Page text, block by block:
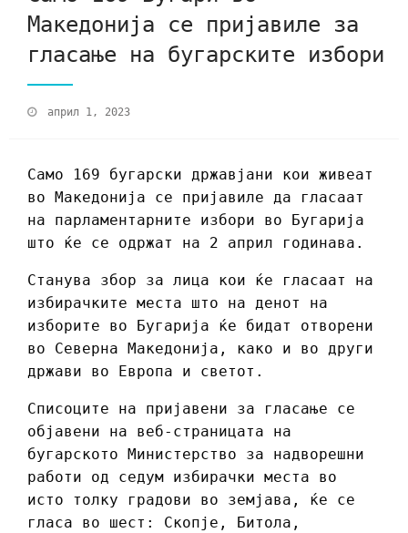
Македонија се пријавиле за
гласање на бугарските избори
април 1, 2023
Само 169 бугарски државјани кои живеат
во Македонија се пријавиле да гласаат
на парламентарните избори во Бугарија
што ќе се одржат на 2 април годинава.
Станува збор за лица кои ќе гласаат на
избирачките места што на денот на
изборите во Бугарија ќе бидат отворени
во Северна Македонија, како и во други
држави во Европа и светот.
Списоците на пријавени за гласање се
објавени на веб-страницата на
бугарското Министерство за надворешни
работи од седум избирачки места во
исто толку градови во земјава, ќе се
гласа во шест: Скопје, Битола,